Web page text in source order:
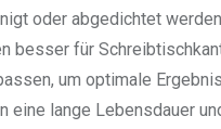
oder abgedichtet
besser für
um optimale
lange Lebensdauer